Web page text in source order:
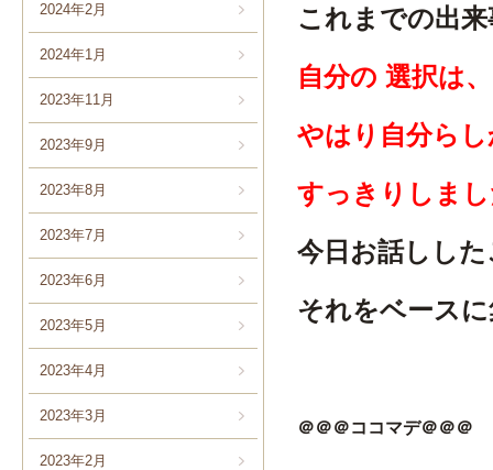
2024年2月
2024年1月
2023年11月
2023年9月
2023年8月
2023年7月
2023年6月
2023年5月
2023年4月
2023年3月
2023年2月
これまでの出
自分の 選択は、
やはり自分ら
すっきりしま
今日お話しし
それをベース
＠＠＠ココマデ＠＠＠